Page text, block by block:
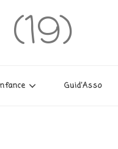
(19)
Guid’Asso